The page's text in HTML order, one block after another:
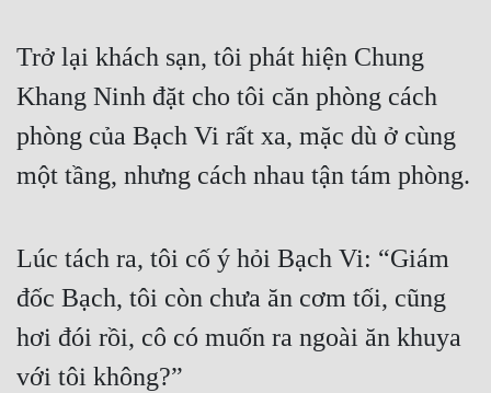
Kinh Dị
Kiếm Hiệp
Kỳ Huyễn
Kỳ Ảo
Mưu Mô
Trở lại khách sạn, tôi phát hiện Chung
Khang Ninh đặt cho tôi căn phòng cách
phòng của Bạch Vi rất xa, mặc dù ở cùng
một tầng, nhưng cách nhau tận tám phòng.
Lúc tách ra, tôi cố ý hỏi Bạch Vi: “Giám
đốc Bạch, tôi còn chưa ăn cơm tối, cũng
hơi đói rồi, cô có muốn ra ngoài ăn khuya
với tôi không?”